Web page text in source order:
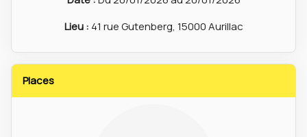
Lieu : 41 rue Gutenberg, 15000 Aurillac
Places